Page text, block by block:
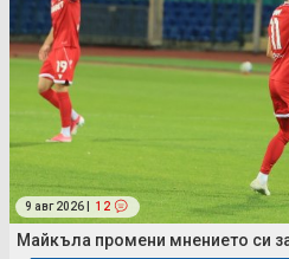
9 авг 2026 | 12
Майкъла промени мнението си